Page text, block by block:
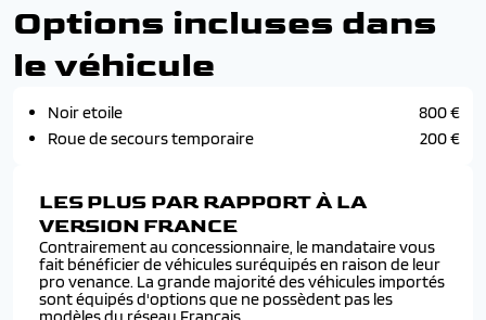
Options incluses dans
le véhicule
Noir etoile
800 €
Roue de secours temporaire
200 €
LES PLUS PAR RAPPORT À LA
VERSION FRANCE
Contrairement au concessionnaire, le mandataire vous
fait bénéficier de véhicules suréquipés en raison de leur
pro venance. La grande majorité des véhicules importés
sont équipés d'options que ne possèdent pas les